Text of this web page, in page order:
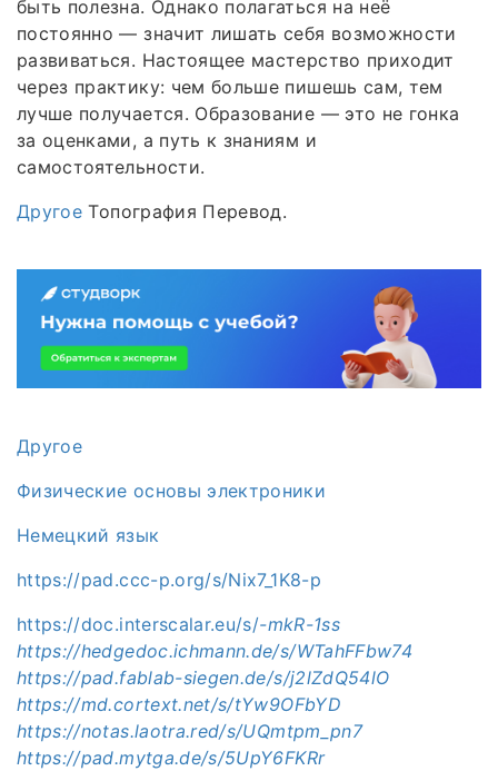
быть полезна. Однако полагаться на неё
постоянно — значит лишать себя возможности
развиваться. Настоящее мастерство приходит
через практику: чем больше пишешь сам, тем
лучше получается. Образование — это не гонка
за оценками, а путь к знаниям и
самостоятельности.
Другое Топография Перевод.
Другое
Физические основы электроники
Немецкий язык
https://pad.ccc-p.org/s/Nix7_1K8-p
https://doc.interscalar.eu/s/-mkR-1ss
https://hedgedoc.ichmann.de/s/WTahFFbw74
https://pad.fablab-siegen.de/s/j2lZdQ54lO
https://md.cortext.net/s/tYw9OFbYD
https://notas.laotra.red/s/UQmtpm_pn7
https://pad.mytga.de/s/5UpY6FKRr